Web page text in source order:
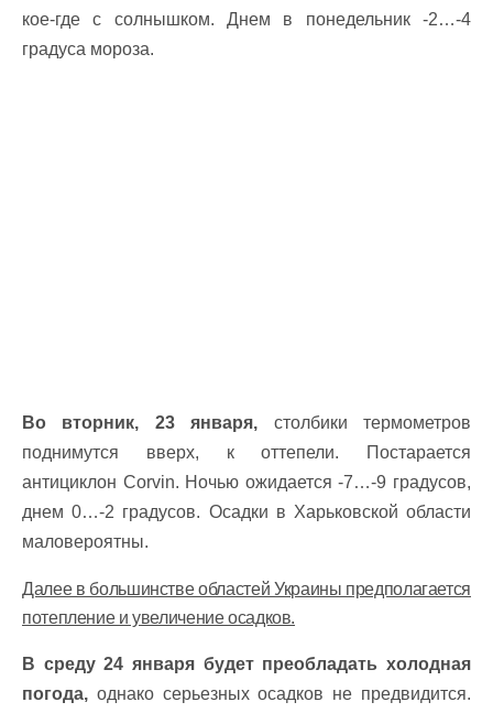
кое-где с солнышком. Днем в понедельник -2…-4
градуса мороза.
Во вторник, 23 января, столбики термометров
поднимутся вверх, к оттепели. Постарается
антициклон Corvin. Ночью ожидается -7…-9 градусов,
днем 0…-2 градусов. Осадки в Харьковской области
маловероятны.
Далее в большинстве областей Украины предполагается
потепление и увеличение осадков.
В среду 24 января будет преобладать холодная
погода, однако серьезных осадков не предвидится.